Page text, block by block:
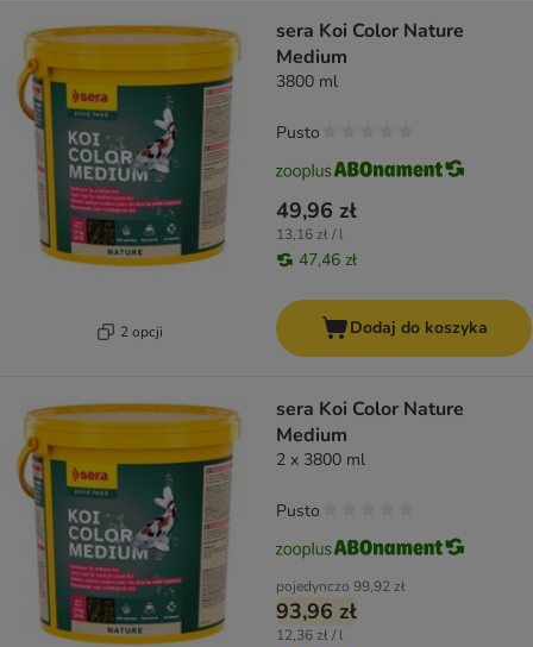
2 opcji
sera Koi Color Nature
Medium
3800 ml
49,96 zł
13,16 zł / l
47,46 zł
Pusto
Dodaj do koszyka
sera Koi Color Nature
Medium
2 x 3800 ml
pojedynczo 99,92 zł
93,96 zł
12,36 zł / l
Pusto